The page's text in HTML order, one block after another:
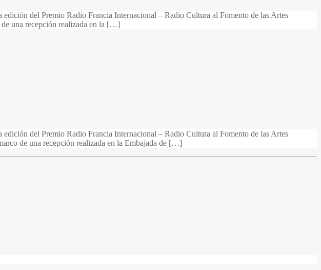
del Premio Radio Francia Internacional – Radio Cultura al Fomento de las Artes
de una recepción realizada en la […]
del Premio Radio Francia Internacional – Radio Cultura al Fomento de las Artes
de una recepción realizada en la Embajada de […]